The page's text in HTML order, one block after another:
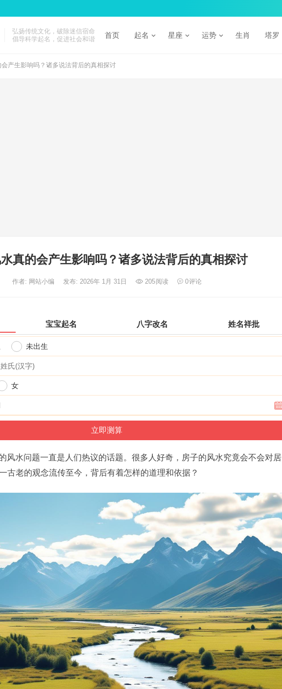
弘扬传统文化，破除迷信宿命
倡导科学起名，促进社会和谐
首页 起名 星座 运势 生肖 塔罗
产生影响吗？诸多说法背后的真相探讨
真的会产生影响吗？诸多说法背后的真相探讨
作者: 网站小编 发布: 2026年 1月 31日 205阅读 0评论
宝宝起名 八字改名 姓名祥批
未出生
女
风水问题一直是人们热议的话题。很多人好奇，房子的风水究竟会不会对居
古老的观念流传至今，背后有着怎样的道理和依据？